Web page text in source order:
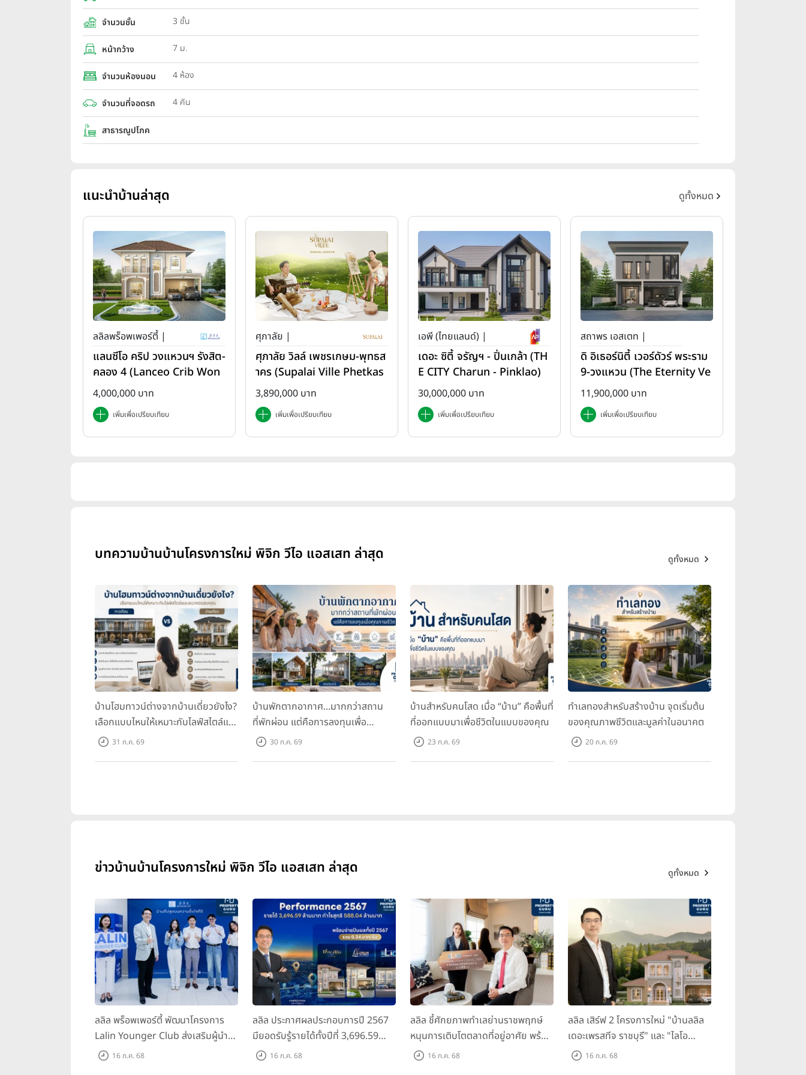
จำนวนชั้น 3 ชั้น
หน้ากว้าง 7 ม.
จำนวนห้องนอน 4 ห้อง
จำนวนที่จอดรถ 4 คัน
สาธารณูปโภค
แนะนำบ้านล่าสุด ดูทั้งหมด
ลลิลพร็อพเพอร์ตี้ |
แลนซีโอ คริป วงแหวนฯ รังสิต-
คลอง 4 (Lanceo Crib Won
gwan Rangsit-Khlong4)
4,000,000 บาท
เพิ่มเพื่อเปรียบเทียบ
ศุภาลัย |
ศุภาลัย วิลล์ เพชรเกษม-พุทธส
าคร (Supalai Ville Phetkas
em-Phutthasakorn)
3,890,000 บาท
เพิ่มเพื่อเปรียบเทียบ
เอพี (ไทยแลนด์) |
เดอะ ซิตี้ จรัญฯ - ปิ่นเกล้า (TH
E CITY Charun - Pinklao)
30,000,000 บาท
เพิ่มเพื่อเปรียบเทียบ
สถาพร เอสเตท |
ดิ อิเธอร์นิตี้ เวอร์ดัวร์ พระราม
9-วงแหวน (The Eternity Ve
rdure Rama 9-Wongwae
n)
11,900,000 บาท
เพิ่มเพื่อเปรียบเทียบ
บทความบ้านบ้านโครงการใหม่ พิจิก วีไอ แอสเสท ล่าสุด ดูทั้งหมด
บ้านโฮมทาวน์ต่างจากบ้านเดี่ยวยังไง?
เลือกแบบไหนให้เหมาะกับไลฟ์สไตล์และ
อนาคตของคุณ
31 ก.ค. 69
บ้านพักตากอากาศ...มากกว่าสถาน
ที่พักผ่อน แต่คือการลงทุนเพื่อ
คุณภาพชีวิต
30 ก.ค. 69
บ้านสำหรับคนโสด เมื่อ “บ้าน” คือพื้นที่
ที่ออกแบบมาเพื่อชีวิตในแบบของคุณ
23 ก.ค. 69
ทำเลทองสำหรับสร้างบ้าน จุดเริ่มต้น
ของคุณภาพชีวิตและมูลค่าในอนาคต
20 ก.ค. 69
ข่าวบ้านบ้านโครงการใหม่ พิจิก วีไอ แอสเสท ล่าสุด ดูทั้งหมด
ลลิล พร็อพเพอร์ตี้ พัฒนาโครงการ
Lalin Younger Club ส่งเสริมผู้นำ
รุ่นใหม่ พัฒนาองค์กรสู่อนาคต
16 ก.ค. 68
ลลิล ประกาศผลประกอบการปี 2567
มียอดรับรู้รายได้ทั้งปีที่ 3,696.59
ล้านบาท กำไรสุทธิ 588.04 ล้านบาท
16 ก.ค. 68
ลลิล ชี้ศักยภาพทำเลย่านราชพฤกษ์
หนุนการเติบโตตลาดที่อยู่อาศัย พร้อม
เปิดตัวโครงการใหม่ "ไลโอ
16 ก.ค. 68
ลลิล เสิร์ฟ 2 โครงการใหม่ "บ้านลลิล
เดอะเพรสทีจ ราชบุรี" และ "ไลโอ
ราชบุรี" บ้าน และทาวน์โฮมสไตล์
16 ก.ค. 68